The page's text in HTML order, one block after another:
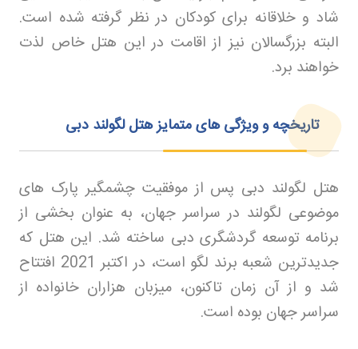
شاد و خلاقانه برای کودکان در نظر گرفته شده است.
البته بزرگسالان نیز از اقامت در این هتل خاص لذت
خواهند برد.
تاریخچه و ویژگی‌ های متمایز هتل لگولند دبی
هتل لگولند دبی پس از موفقیت چشمگیر پارک های
موضوعی لگولند در سراسر جهان، به عنوان بخشی از
برنامه توسعه گردشگری دبی ساخته شد. این هتل که
جدیدترین شعبه برند لگو است، در اکتبر 2021 افتتاح
شد و از آن زمان تاکنون، میزبان هزاران خانواده از
سراسر جهان بوده است.